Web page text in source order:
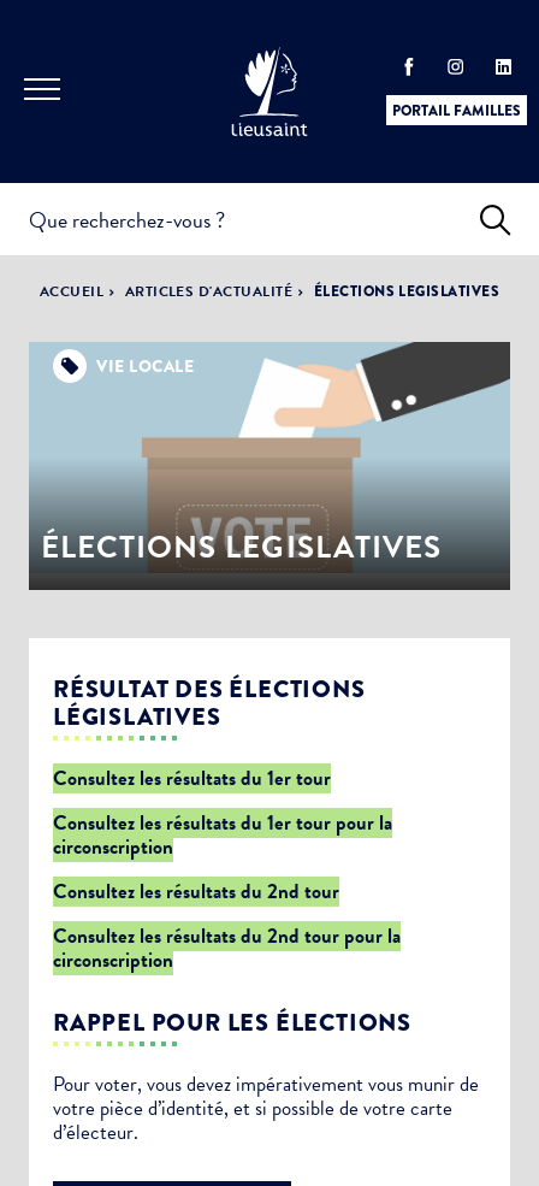
PORTAIL FAMILLES
PRATIQUES &
DÉMARCHES
ACTUALITÉS &
ÉVÈNEMENTS
LA VILLE
DÉMOCRATIE
PARTICIPATIVE
ACCUEIL ARTICLES D'ACTUALITÉ ÉLECTIONS LEGISLATIVES
VIE LOCALE
ÉLECTIONS LEGISLATIVES
RÉSULTAT DES ÉLECTIONS
LÉGISLATIVES
Consultez les résultats du 1er tour
Consultez les résultats du 1er tour pour la
circonscription
Consultez les résultats du 2nd tour
Consultez les résultats du 2nd tour pour la
circonscription
RAPPEL POUR LES ÉLECTIONS
Pour voter, vous devez impérativement vous munir de
votre pièce d’identité, et si possible de votre carte
d’électeur.